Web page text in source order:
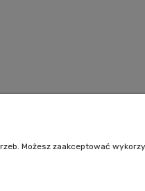
Możesz zaakceptować